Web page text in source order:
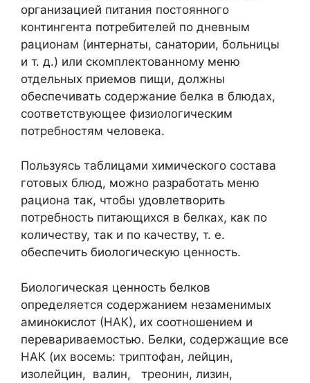
организацией питания постоянного
контингента потребителей по дневным
рационам (интернаты, санатории, больницы
и т. д.) или скомплектованному меню
отдельных приемов пищи, должны
обеспечивать содержание белка в блюдах,
соответствующее физиологическим
потребностям человека.
Пользуясь таблицами химического состава
готовых блюд, можно разработать меню
рациона так, чтобы удовлетворить
потребность питающихся в белках, как по
количеству, так и по качеству, т. е.
обеспечить биологическую ценность.
Биологическая ценность белков
определяется содержанием незаменимых
аминокислот (НАК), их соотношением и
перевариваемостью. Белки, содержащие все
НАК (их восемь: триптофан, лейцин,
изолейцин, валин, треонин, лизин,